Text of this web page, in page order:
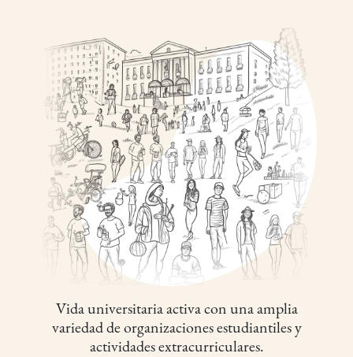
Vida universitaria activa con una amplia
variedad de organizaciones estudiantiles y
actividades extracurriculares.